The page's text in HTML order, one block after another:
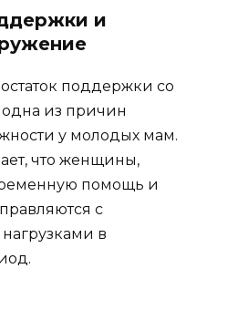
и
поддержки со
из причин
у молодых мам.
что женщины,
помощь и
с
в